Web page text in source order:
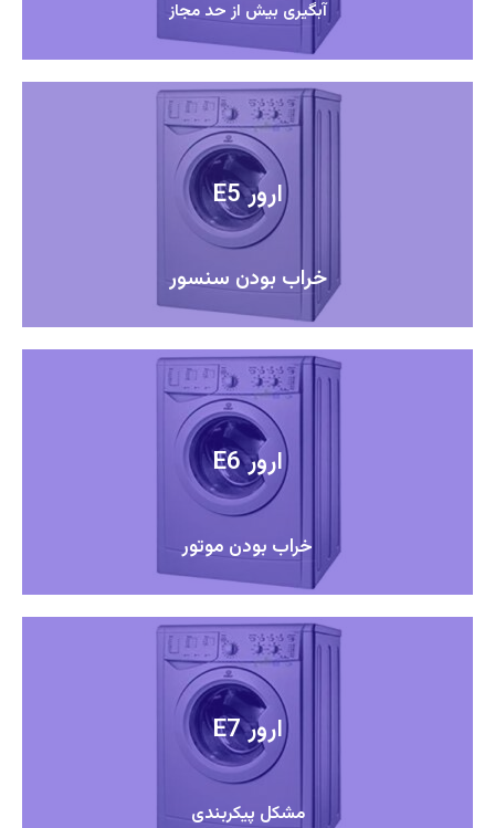
آبگیری بیش از حد مجاز
ارور E5
خراب بودن سنسور
ارور E6
خراب بودن موتور
ارور E7
مشکل پیکربندی